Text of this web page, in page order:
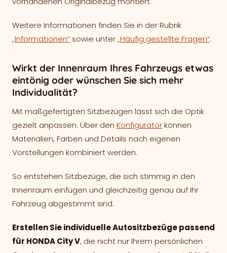
Weitere Informationen finden Sie in der Rubrik
„Informationen“ sowie unter„Häufig gestellte Fragen“.
Wirkt der Innenraum Ihres Fahrzeugs etwas
eintönig oder wünschen Sie sich mehr
Individualität?
Mit maßgefertigten Sitzbezügen lässt sich die Optik
gezielt anpassen. Über den Konfiguratorkönnen
Materialien, Farben und Details nach eigenen
Vorstellungen kombiniert werden.
So entstehen Sitzbezüge, die sich stimmig in den
Innenraum einfügen und gleichzeitig genau auf Ihr
Fahrzeug abgestimmt sind.
Erstellen Sie individuelle Autositzbezüge passend
für HONDA City V, die nicht nur Ihrem persönlichen